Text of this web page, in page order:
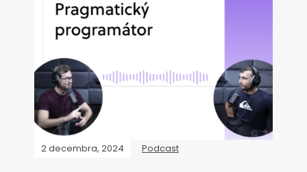
2 decembra, 2024 Podcast